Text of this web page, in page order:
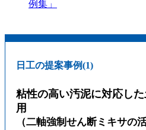
例集」
日工の提案事例(1)
粘性の高い汚泥に対応し
用
（二軸強制せん断ミキサの